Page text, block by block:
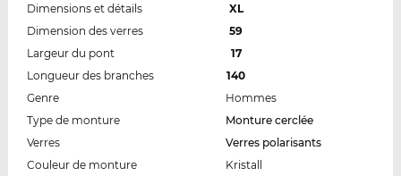
Dimensions et détails
XL
Dimension des verres
59
Largeur du pont
17
Longueur des branches
140
Genre
Hommes
Type de monture
Monture cerclée
Verres
Verres polarisants
Couleur de monture
Kristall